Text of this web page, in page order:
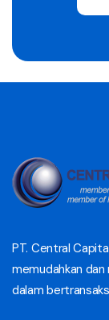
PT. Central
memudahkan dan
dalam